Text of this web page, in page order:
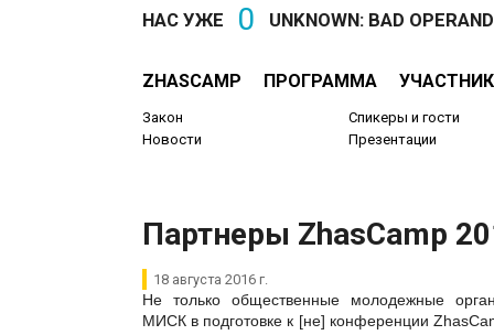
НАС УЖЕ 0 UNKNOWN: BAD
ZHASCAMP ПРОГРАММА
Закон
Новости
Спикеры и гости
Презентации
Партнеры ZhasCamp
18 августа 2016 г.
Не только общественные молодежные
МИСК в подготовке к [не] конференции